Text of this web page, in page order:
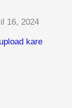
16, 2024
kare